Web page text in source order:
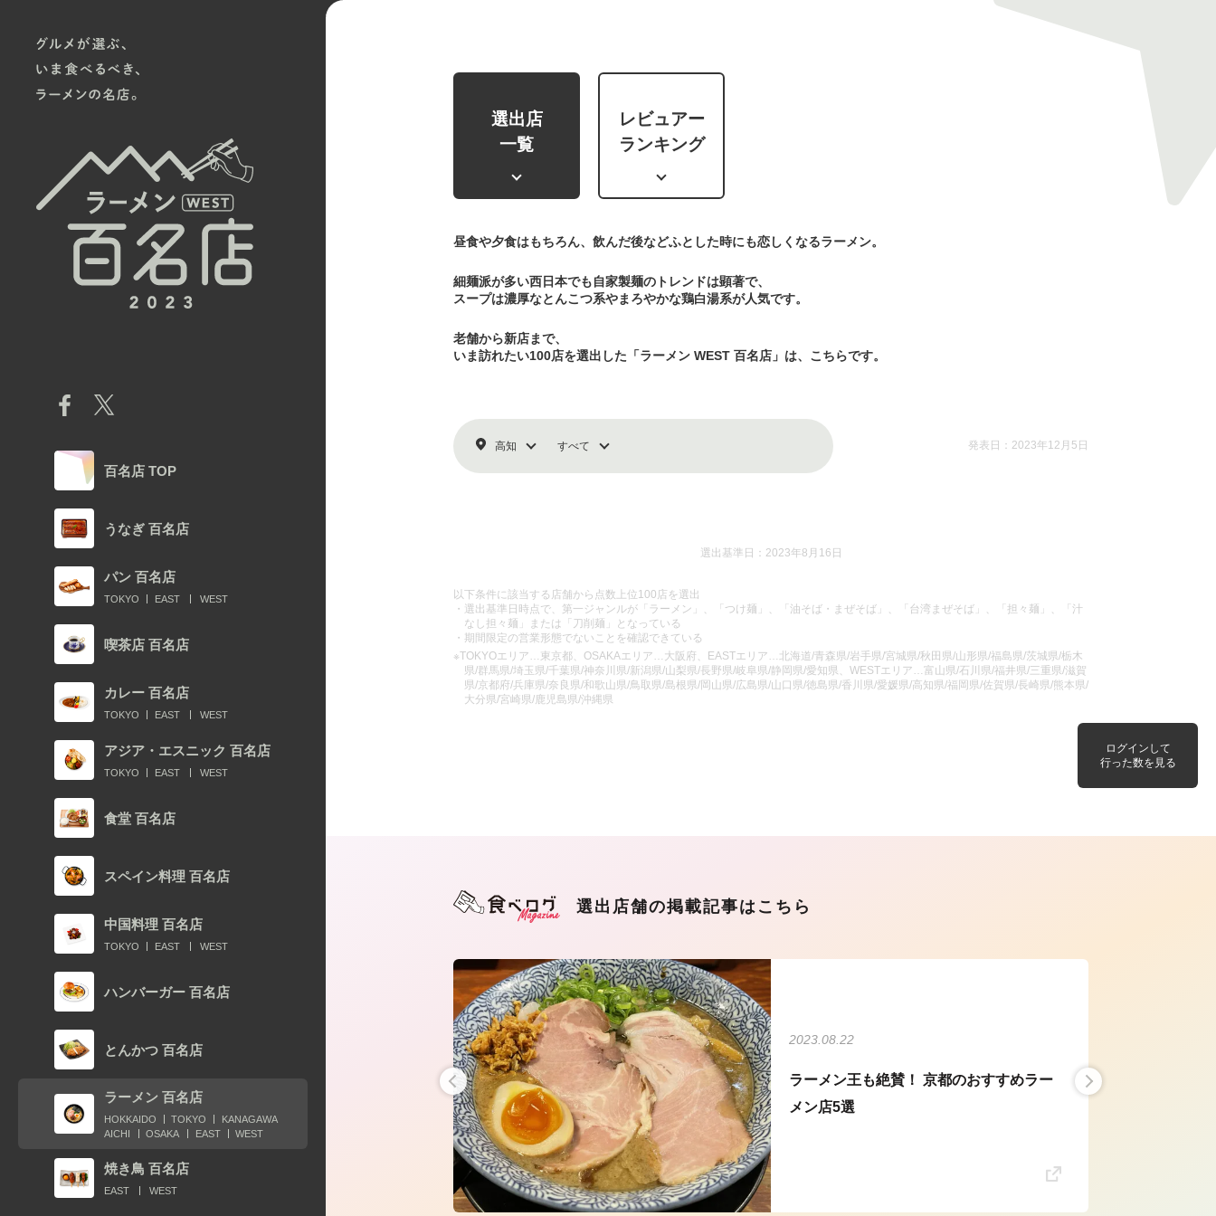
百名店 TOP
うなぎ 百名店
パン 百名店
TOKYO EAST WEST
喫茶店 百名店
カレー 百名店
TOKYO EAST WEST
アジア・エスニック 百名店
TOKYO EAST WEST
食堂 百名店
スペイン料理 百名店
中国料理 百名店
TOKYO EAST WEST
ハンバーガー 百名店
とんかつ 百名店
ラーメン 百名店
HOKKAIDO TOKYO
KANAGAWA
AICHI
OSAKA EAST WEST
焼き鳥 百名店
EAST WEST
選出店
一覧
レビュアー
ランキング
昼食や夕食はもちろん、飲んだ後などふとした時にも恋しくなるラーメン。
細麺派が多い西日本でも自家製麺のトレンドは顕著で、
スープは濃厚なとんこつ系やまろやかな鶏白湯系が人気です。
老舗から新店まで、
いま訪れたい100店を選出した「ラーメン WEST 百名店」は、こちらです。
高知 すべて 発表日：2023年12月5日
選出基準日：2023年8月16日
以下条件に該当する店舗から点数上位100店を選出
・選出基準日時点で、第一ジャンルが「ラーメン」、「つけ麺」、「油そば・まぜそば」、「台湾まぜそば」、「担々麺」、「汁
なし担々麺」または「刀削麺」となっている
・期間限定の営業形態でないことを確認できている
※TOKYOエリア…東京都、OSAKAエリア…大阪府、EASTエリア…北海道/青森県/岩手県/宮城県/秋田県/山形県/福島県/茨城県/栃木
県/群馬県/埼玉県/千葉県/神奈川県/新潟県/山梨県/長野県/岐阜県/静岡県/愛知県、WESTエリア…富山県/石川県/福井県/三重県/滋賀
県/京都府/兵庫県/奈良県/和歌山県/鳥取県/島根県/岡山県/広島県/山口県/徳島県/香川県/愛媛県/高知県/福岡県/佐賀県/長崎県/熊本県/
大分県/宮崎県/鹿児島県/沖縄県
ログインして
行った数を見る
選出店舗の掲載記事はこちら
2021.02.10
ン5選（西日本編）
2023.08.22
ラーメン王も絶賛！ 京都のおすすめラー
メン店5選